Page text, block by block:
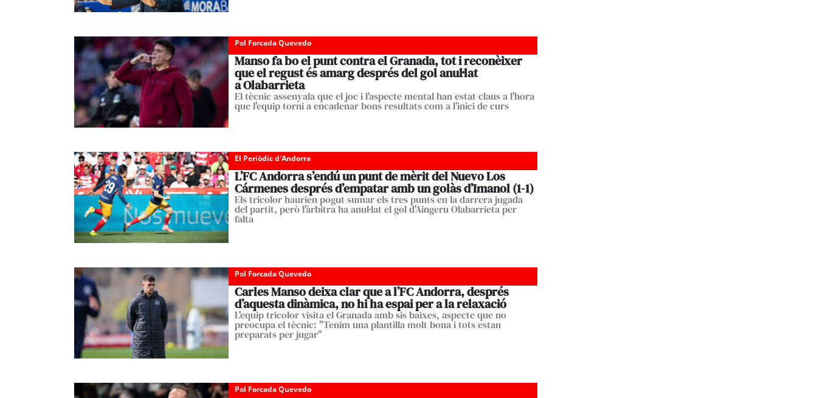
Pol Forcada Quevedo
Manso fa bo el punt contra el Granada, tot i reconèixer
que el regust és amarg després del gol anul·lat
a Olabarrieta
El tècnic assenyala que el joc i l'aspecte mental han estat claus a l'hora
que l'equip torni a encadenar bons resultats com a l'inici de curs
El Periòdic d'Andorra
L’FC Andorra s’endú un punt de mèrit del Nuevo Los
Cármenes després d’empatar amb un golàs d’Imanol (1-1)
Els tricolor haurien pogut sumar els tres punts en la darrera jugada
del partit, però l'àrbitra ha anul·lat el gol d'Aingeru Olabarrieta per
falta
Pol Forcada Quevedo
Carles Manso deixa clar que a l’FC Andorra, després
d’aquesta dinàmica, no hi ha espai per a la relaxació
L'equip tricolor visita el Granada amb sis baixes, aspecte que no
preocupa el tècnic: "Tenim una plantilla molt bona i tots estan
preparats per jugar"
Pol Forcada Quevedo